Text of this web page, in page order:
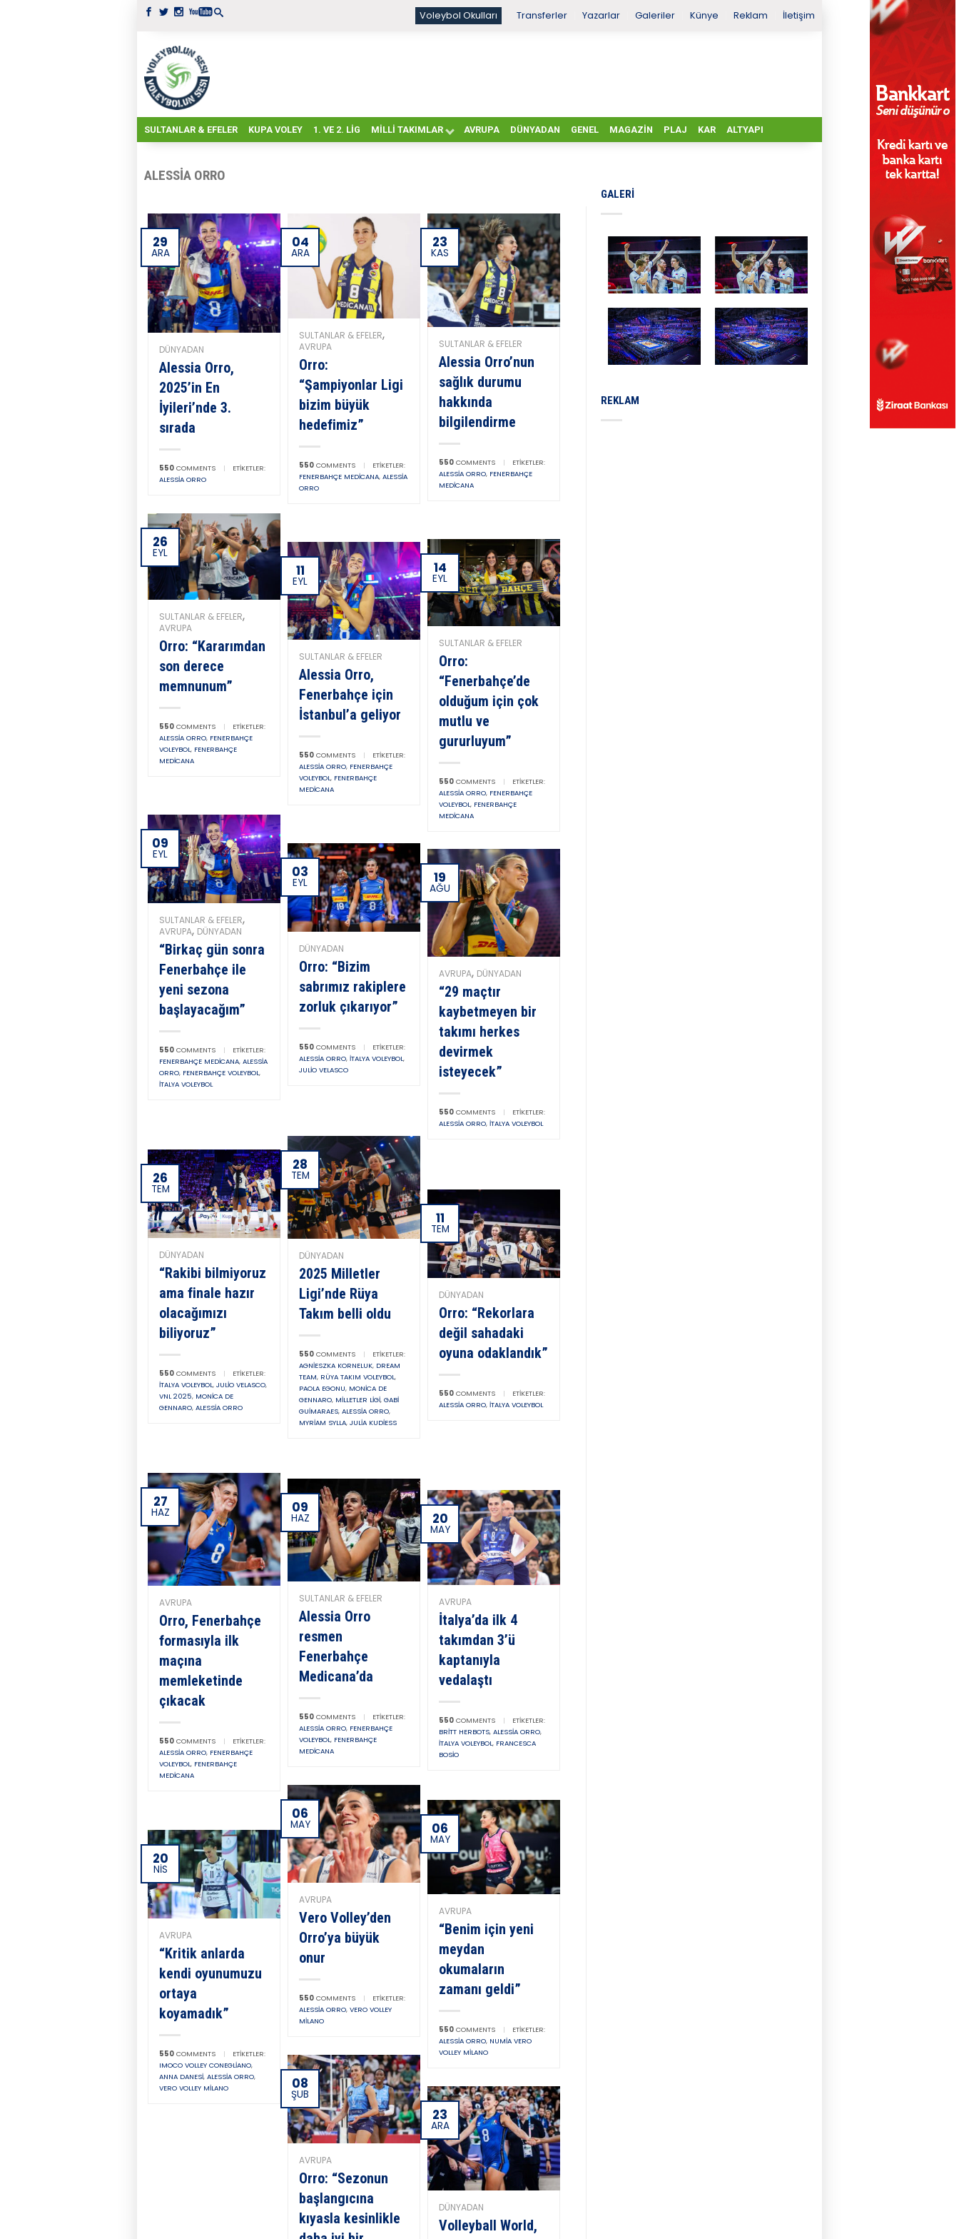
Voleybol Okulları Transferler Yazarlar Galeriler Künye Reklam İletişim
SULTANLAR & EFELER KUPA VOLEY 1. VE 2. LIG MILLI TAKIMLAR AVRUPA DÜNYADAN GENEL MAGAZIN PLAJ KAR ALTYAPI
ALESSIA ORRO
29
ARA
DÜNYADAN
Alessia Orro,
2025’in En
İyileri’nde 3.
sırada
550 COMMENTS |
ETIKETLER:
ALESSIA ORRO
04
ARA
SULTANLAR & EFELER,
AVRUPA
Orro:
“Şampiyonlar Ligi
bizim büyük
hedefimiz”
550 COMMENTS |
ETIKETLER:
FENERBAHÇE MEDICANA, ALESSIA
ORRO
23
KAS
SULTANLAR & EFELER
Alessia Orro’nun
sağlık durumu
hakkında
bilgilendirme
550 COMMENTS |
ETIKETLER:
ALESSIA ORRO, FENERBAHÇE
MEDICANA
26
EYL
SULTANLAR & EFELER,
AVRUPA
Orro: “Kararımdan
son derece
memnunum”
550 COMMENTS |
ETIKETLER:
ALESSIA ORRO, FENERBAHÇE
VOLEYBOL, FENERBAHÇE
MEDICANA
14
EYL
SULTANLAR & EFELER
Orro:
“Fenerbahçe’de
olduğum için çok
mutlu ve
gururluyum”
550 COMMENTS |
ETIKETLER:
ALESSIA ORRO, FENERBAHÇE
VOLEYBOL, FENERBAHÇE
MEDICANA
11
EYL
SULTANLAR & EFELER
Alessia Orro,
Fenerbahçe için
İstanbul’a geliyor
550 COMMENTS |
ETIKETLER:
ALESSIA ORRO, FENERBAHÇE
VOLEYBOL, FENERBAHÇE
MEDICANA
09
EYL
SULTANLAR & EFELER,
AVRUPA, DÜNYADAN
“Birkaç gün sonra
Fenerbahçe ile
yeni sezona
başlayacağım”
550 COMMENTS |
ETIKETLER:
FENERBAHÇE MEDICANA, ALESSIA
ORRO, FENERBAHÇE VOLEYBOL,
İTALYA VOLEYBOL
03
EYL
DÜNYADAN
Orro: “Bizim
sabrımız rakiplere
zorluk çıkarıyor”
550 COMMENTS |
ETIKETLER:
ALESSIA ORRO, İTALYA VOLEYBOL,
JULIO VELASCO
19
AĞU
AVRUPA, DÜNYADAN
“29 maçtır
kaybetmeyen bir
takımı herkes
devirmek
isteyecek”
550 COMMENTS |
ETIKETLER:
ALESSIA ORRO, İTALYA VOLEYBOL
28
TEM
DÜNYADAN
2025 Milletler
Ligi’nde Rüya
Takım belli oldu
550 COMMENTS |
ETIKETLER:
AGNIESZKA KORNELUK, DREAM
TEAM, RÜYA TAKIM VOLEYBOL,
PAOLA EGONU, MONICA DE
GENNARO, MILLETLER LIGI, GABI
GUIMARAES, ALESSIA ORRO,
MYRIAM SYLLA, JULIA KUDIESS
26
TEM
DÜNYADAN
“Rakibi bilmiyoruz
ama finale hazır
olacağımızı
biliyoruz”
550 COMMENTS |
ETIKETLER:
İTALYA VOLEYBOL, JULIO VELASCO,
VNL 2025, MONICA DE
GENNARO, ALESSIA ORRO
11
TEM
DÜNYADAN
Orro: “Rekorlara
değil sahadaki
oyuna odaklandık”
550 COMMENTS |
ETIKETLER:
ALESSIA ORRO, İTALYA VOLEYBOL
27
HAZ
AVRUPA
Orro, Fenerbahçe
formasıyla ilk
maçına
memleketinde
çıkacak
550 COMMENTS |
ETIKETLER:
ALESSIA ORRO, FENERBAHÇE
VOLEYBOL, FENERBAHÇE
MEDICANA
09
HAZ
SULTANLAR & EFELER
Alessia Orro
resmen
Fenerbahçe
Medicana’da
550 COMMENTS |
ETIKETLER:
ALESSIA ORRO, FENERBAHÇE
VOLEYBOL, FENERBAHÇE
MEDICANA
20
MAY
AVRUPA
İtalya’da ilk 4
takımdan 3’ü
kaptanıyla
vedalaştı
550 COMMENTS |
ETIKETLER:
BRITT HERBOTS, ALESSIA ORRO,
İTALYA VOLEYBOL, FRANCESCA
BOSIO
06
MAY
AVRUPA
Vero Volley’den
Orro’ya büyük
onur
550 COMMENTS |
ETIKETLER:
ALESSIA ORRO, VERO VOLLEY
MILANO
06
MAY
AVRUPA
“Benim için yeni
meydan
okumaların
zamanı geldi”
550 COMMENTS |
ETIKETLER:
ALESSIA ORRO, NUMIA VERO
VOLLEY MILANO
20
NIS
AVRUPA
“Kritik anlarda
kendi oyunumuzu
ortaya
koyamadık”
550 COMMENTS |
ETIKETLER:
IMOCO VOLLEY CONEGLIANO,
ANNA DANESI, ALESSIA ORRO,
VERO VOLLEY MILANO
08
ŞUB
AVRUPA
Orro: “Sezonun
başlangıcına
kıyasla kesinlikle
23
ARA
DÜNYADAN
Volleyball World,
GALERI
REKLAM